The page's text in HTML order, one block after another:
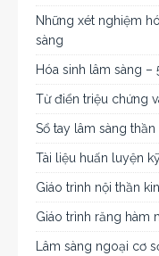
Những xét nghiệm
sàng
Hóa sinh lâm sàng –
Từ điển triệu chứng
Sổ tay lâm sàng thần
Tài liệu huấn luyện
Giáo trình nội thần
Giáo trình răng hàm
Lâm sàng ngoại cơ